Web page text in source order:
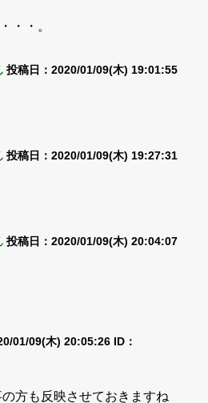
・・。
投稿日：2020/01/09(木) 19:01:55
投稿日：2020/01/09(木) 19:27:31
投稿日：2020/01/09(木) 20:04:07
01/09(木) 20:05:26 ID：
方も反映させておきますね